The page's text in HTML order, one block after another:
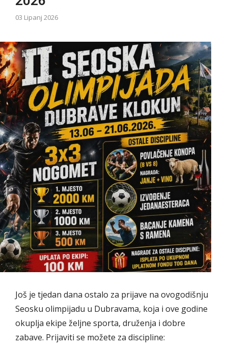
03 Lipanj 2026
Još je tjedan dana ostalo za prijave na ovogodišnju
Seosku olimpijadu u Dubravama, koja i ove godine
okuplja ekipe željne sporta, druženja i dobre
zabave. Prijaviti se možete za discipline: